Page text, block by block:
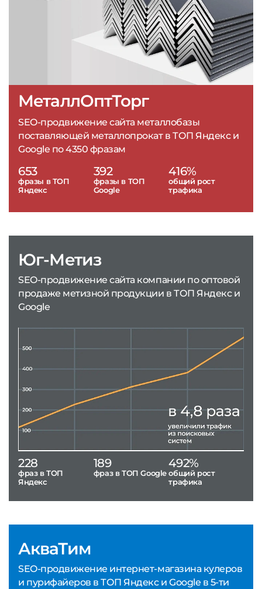
МеталлОптТорг
SEO-продвижение сайта металлобазы
поставляющей металлопрокат в ТОП Яндекс и
Google по 4350 фразам
653
фразы в ТОП
Яндекс
392
фразы в ТОП
Google
416%
общий рост
трафика
АкваТим
SEO-продвижение интернет-магазина кулеров
и пурифайеров в ТОП Яндекс и Google в 5-ти
Юг-Метиз
SEO-продвижение сайта компании по оптовой
продаже метизной продукции в ТОП Яндекс и
Google
228
фраз в ТОП
Яндекс
189
фраз в ТОП Google
492%
общий рост
трафика